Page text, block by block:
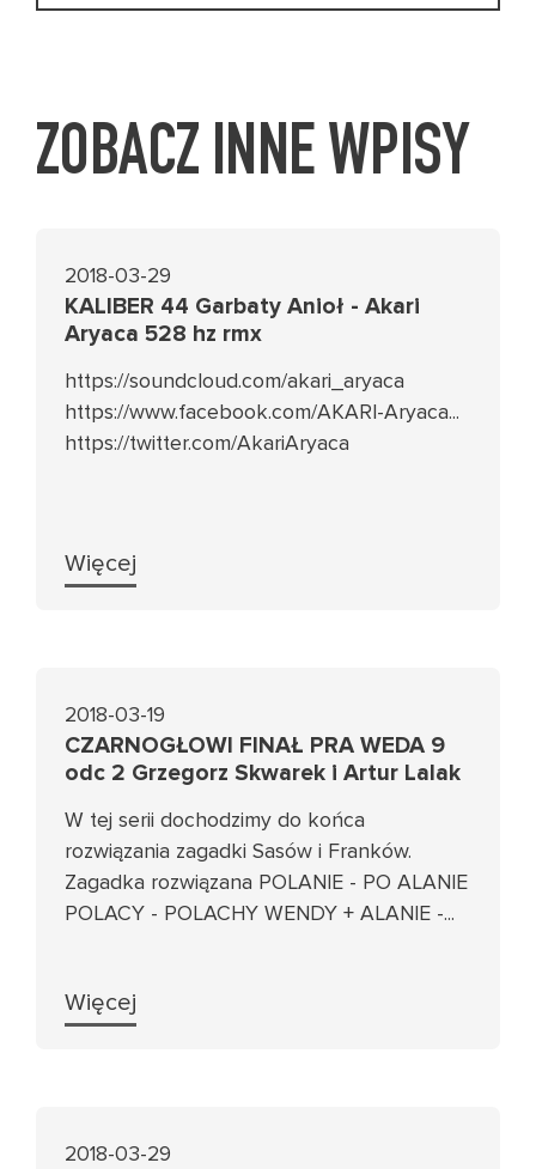
ZOBACZ INNE WPISY
2018-03-29
KALIBER 44 Garbaty Anioł - Akari
Aryaca 528 hz rmx
https://soundcloud.com/akari_aryaca
https://www.facebook.com/AKARI-Aryaca...
https://twitter.com/AkariAryaca
Więcej
2018-03-19
CZARNOGŁOWI FINAŁ PRA WEDA 9
odc 2 Grzegorz Skwarek i Artur Lalak
W tej serii dochodzimy do końca
rozwiązania zagadki Sasów i Franków.
Zagadka rozwiązana POLANIE - PO ALANIE
POLACY - POLACHY WENDY + ALANIE -...
Więcej
2018-03-29